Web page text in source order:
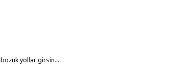
bozuk yollar girsin...